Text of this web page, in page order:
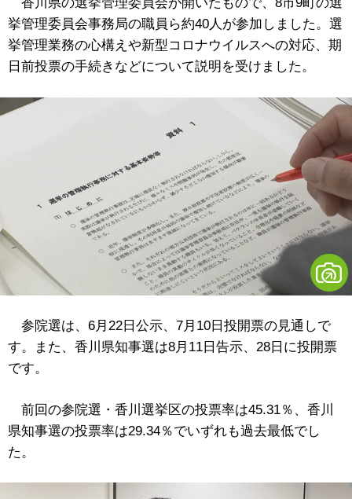
挙管理委員会事務局の職員ら約40人が参加しました。選
挙管理業務の心構えや新型コロナウイルスへの対応、期
日前投票の手続きなどについて説明を受けました。
参院選は、6月22日公示、7月10日投開票の見通しで
す。また、香川県知事選は8月11日告示、28日に投開票
です。
前回の参院選・香川選挙区の投票率は45.31％、香川
県知事選の投票率は29.34％でいずれも過去最低でし
た。